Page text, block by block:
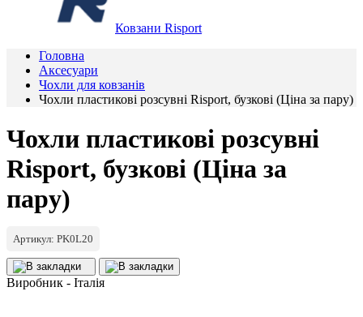
Ковзани Risport
Головна
Аксесуари
Чохли для ковзанів
Чохли пластикові розсувні Risport, бузкові (Ціна за пару)
Чохли пластикові розсувні
Risport, бузкові (Ціна за
пару)
Артикул: PK0L20
Виробник - Італія